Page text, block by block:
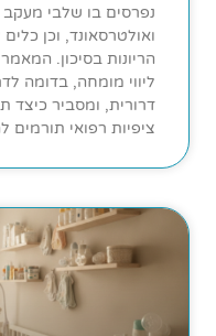
נפרסים בו שלבי מעקב
ואולטרסאונד, וכן
הריונות בסיכון.
ליווי מומחה, בדומה
דרורית, ומסביר כיצד
ציפיות רפואי תורמים